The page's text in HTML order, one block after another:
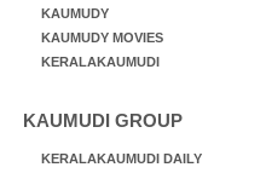
KAUMUDY
KAUMUDY MOVIES
KERALAKAUMUDI
KAUMUDI GROUP
KERALAKAUMUDI DAILY